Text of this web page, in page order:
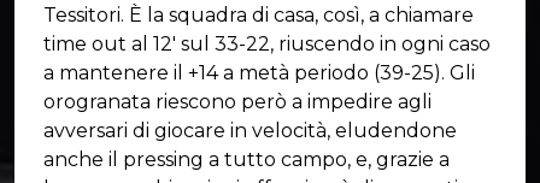
Tessitori. È la squadra di casa, così, a chiamare
time out al 12' sul 33-22, riuscendo in ogni caso
a mantenere il +14 a metà periodo (39-25). Gli
orogranata riescono però a impedire agli
avversari di giocare in velocità, eludendone
anche il pressing a tutto campo, e, grazie a